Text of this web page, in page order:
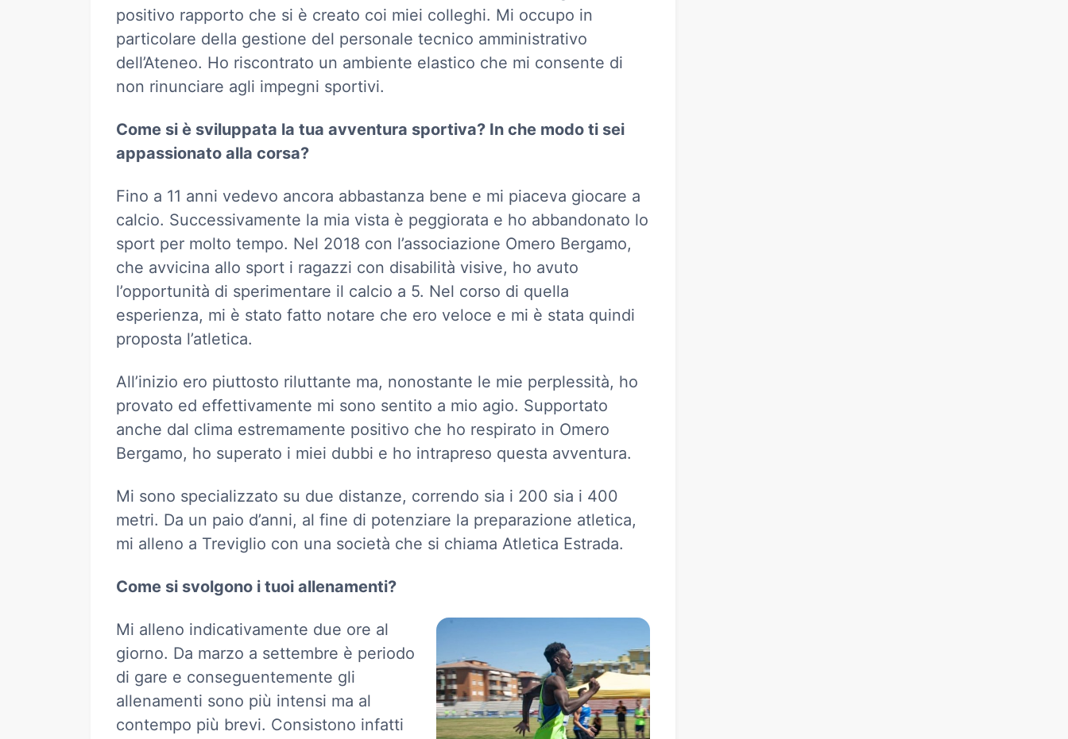
positivo rapporto che si è creato coi miei colleghi. Mi occupo in
particolare della gestione del personale tecnico amministrativo
dell’Ateneo. Ho riscontrato un ambiente elastico che mi consente di
non rinunciare agli impegni sportivi.
Come si è sviluppata la tua avventura sportiva? In che modo ti sei
appassionato alla corsa?
Fino a 11 anni vedevo ancora abbastanza bene e mi piaceva giocare a
calcio. Successivamente la mia vista è peggiorata e ho abbandonato lo
sport per molto tempo. Nel 2018 con l’associazione Omero Bergamo,
che avvicina allo sport i ragazzi con disabilità visive, ho avuto
l’opportunità di sperimentare il calcio a 5. Nel corso di quella
esperienza, mi è stato fatto notare che ero veloce e mi è stata quindi
proposta l’atletica.
All’inizio ero piuttosto riluttante ma, nonostante le mie perplessità, ho
provato ed effettivamente mi sono sentito a mio agio. Supportato
anche dal clima estremamente positivo che ho respirato in Omero
Bergamo, ho superato i miei dubbi e ho intrapreso questa avventura.
Mi sono specializzato su due distanze, correndo sia i 200 sia i 400
metri. Da un paio d’anni, al fine di potenziare la preparazione atletica,
mi alleno a Treviglio con una società che si chiama Atletica Estrada.
Come si svolgono i tuoi allenamenti?
Mi alleno indicativamente due ore al
giorno. Da marzo a settembre è periodo
di gare e conseguentemente gli
allenamenti sono più intensi ma al
contempo più brevi. Consistono infatti